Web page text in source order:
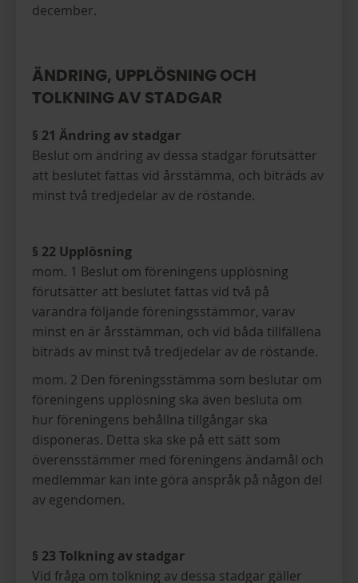
december.
ÄNDRING, UPPLÖSNING OCH
TOLKNING AV STADGAR
§ 21 Ändring av stadgar
Beslut om ändring av dessa stadgar förutsätter
att beslutet fattas vid årsstämma, och biträds av
minst två tredjedelar av de röstande.
§ 22 Upplösning
mom. 1 Beslut om föreningens upplösning
förutsätter att beslutet fattas vid två på
varandra följande föreningsstämmor, varav
minst en är årsstämman, och vid båda tillfällena
biträds av minst två tredjedelar av de röstande.
mom. 2 Den föreningsstämma som beslutar om
föreningens upplösning ska även besluta om
hur föreningens behållna tillgångar ska
disponeras. Detta ska ske på ett sätt som
överensstämmer med föreningens ändamål och
medlemmar kan inte göra anspråk på någon del
av egendomen.
§ 23 Tolkning av stadgar
Vid fråga om tolkning av dessa stadgar gäller